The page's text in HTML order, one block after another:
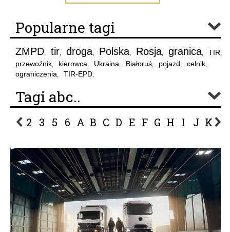
Popularne tagi
ZMPD, tir, droga, Polska, Rosja, granica, TIR,
przewoźnik, kierowca, Ukraina, Białoruś, pojazd, celnik,
ograniczenia, TIR-EPD,
Tagi abc..
2 3 5 6 A B C D E F G H I J K L